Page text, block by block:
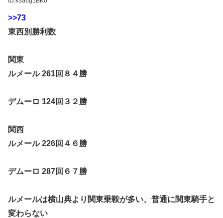
>>73
東西別勝利数
関東
ルメール 261回８４勝
デムーロ 124回３２勝
関西
ルメール 226回４６勝
デムーロ 287回６７勝
ルメールは横山典より関東乗鞍が多い、普通に関東騎手と
変わらない